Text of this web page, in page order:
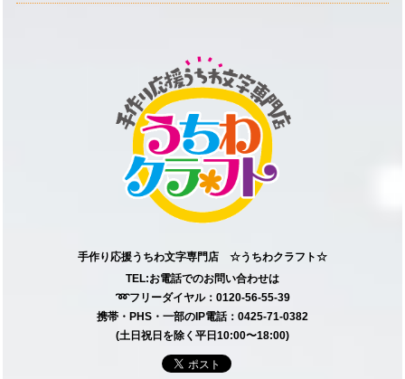
手作り応援うちわ文字専門店 ☆うちわクラフト☆
TEL:お電話でのお問い合わせは
➿フリーダイヤル：0120-56-55-39
携帯・PHS・一部のIP電話：0425-71-0382
(土日祝日を除く平日10:00〜18:00)